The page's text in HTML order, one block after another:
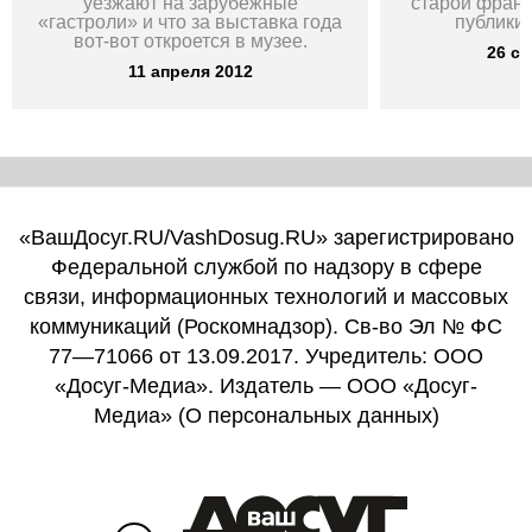
«гастроли» и что за выставка года
вот-вот откроется в музее.
11 апреля 2012
публики
26
«ВашДосуг.RU/VashDosug.RU» зарегистрировано
Федеральной службой по надзору в сфере
связи, информационных технологий и массовых
коммуникаций (Роскомнадзор). Св-во Эл № ФС
77—71066 от 13.09.2017. Учредитель: ООО
«Досуг-Медиа». Издатель — ООО «Досуг-
Медиа» (О персональных данных)